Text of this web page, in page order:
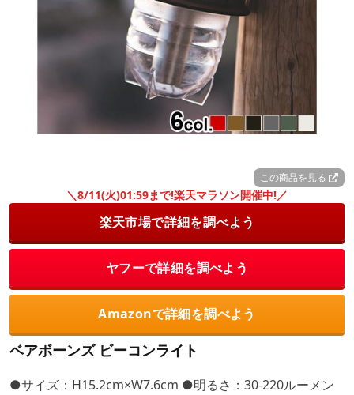
この商品を見る
＼8/11(火)01:59まで!楽天マラソン開催中!／
楽天市場で詳細を調べよう
ヤフーで詳細を調べよう
Amazonで詳細を調べよう
ベアボーンズ ビーコンライト
●サイズ：H15.2cm×W7.6cm ●明るさ：30-220ルーメン